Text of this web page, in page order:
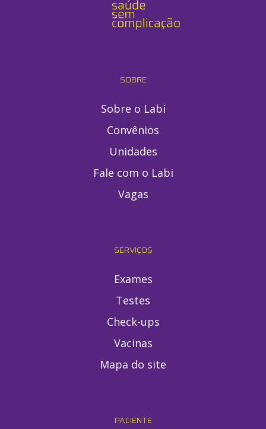
SOBRE
Sobre o Labi
Convênios
Unidades
Fale com o Labi
Vagas
SERVIÇOS
Exames
Testes
Check-ups
Vacinas
Mapa do site
PACIENTE